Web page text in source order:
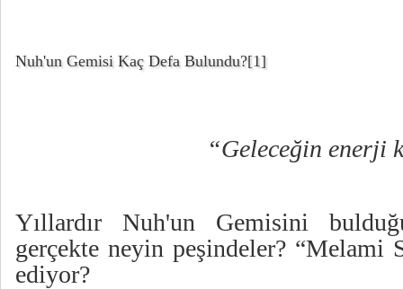
Nuh'un Gemisi Kaç Defa Bulundu?[1]
“Geleceğin enerji
Yıllardır Nuh'un Gemisini
gerçekte neyin peşindeler? “Melami
ediyor?